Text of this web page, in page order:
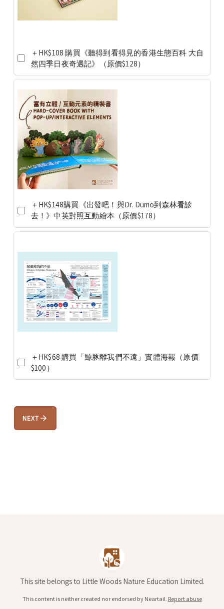
＋HK$108 購買《聽得到看得見的香港生態百科 大自
然四季日夜奇遇記》（原價$128）
＋HK$148購買《出發吧！與Dr. Dumo到森林看診
去！》中英對照互動繪本（原價$178）
＋HK$68 購買​「鯨豚離我們不遠」實體海報（原價
$100）
NEXTarrow_forward
This site belongs to Little Woods Nature Education Limited.
This content is neither created nor endorsed by Neartail. Report abuse